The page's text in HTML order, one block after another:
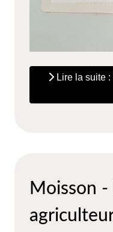
Lire la suite
Moisson -